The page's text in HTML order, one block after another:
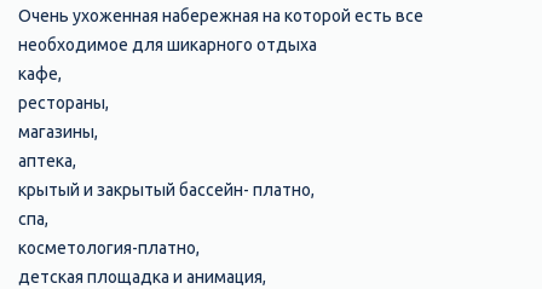
Очень ухоженная набережная на которой есть все
необходимое для шикарного отдыха
кафе,
рестораны,
магазины,
аптека,
крытый и закрытый бассейн- платно,
спа,
косметология-платно,
детская площадка и анимация,